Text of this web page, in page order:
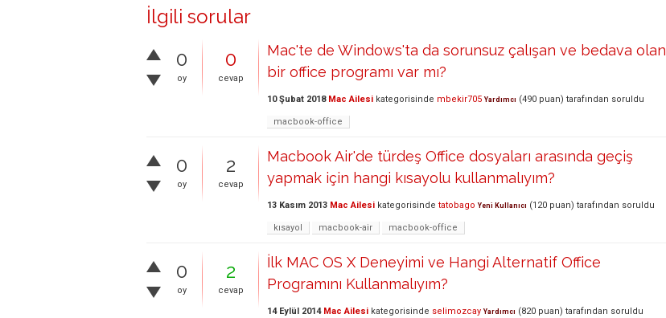
İlgili sorular
0
oy
0
cevap
Mac'te de Windows'ta da sorunsuz çalışan ve bedava olan
bir office programı var mı?
10 Şubat 2018 Mac Ailesi kategorisinde mbekir705 Yardımcı (490 puan) tarafından soruldu
macbook-office
0
oy
2
cevap
Macbook Air'de türdeş Office dosyaları arasında geçiş
yapmak için hangi kısayolu kullanmalıyım?
13 Kasım 2013 Mac Ailesi kategorisinde tatobago Yeni Kullanıcı (120 puan) tarafından soruldu
kısayol macbook-air macbook-office
0
oy
2
cevap
İlk MAC OS X Deneyimi ve Hangi Alternatif Office
Programını Kullanmalıyım?
14 Eylül 2014 Mac Ailesi kategorisinde selimozcay Yardımcı (820 puan) tarafından soruldu